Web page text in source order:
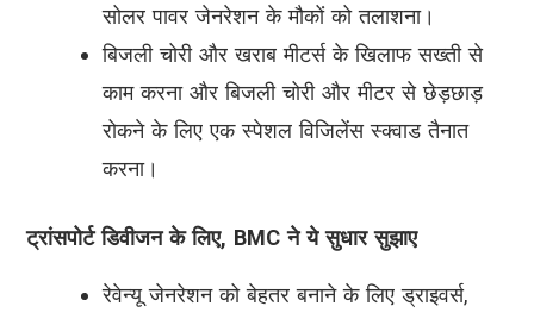
सोलर पावर जेनरेशन के मौकों को तलाशना।
बिजली चोरी और खराब मीटर्स के खिलाफ सख्ती से
काम करना और बिजली चोरी और मीटर से छेड़छाड़
रोकने के लिए एक स्पेशल विजिलेंस स्क्वाड तैनात
करना।
ट्रांसपोर्ट डिवीजन के लिए, BMC ने ये सुधार सुझाए
रेवेन्यू जेनरेशन को बेहतर बनाने के लिए ड्राइवर्स,